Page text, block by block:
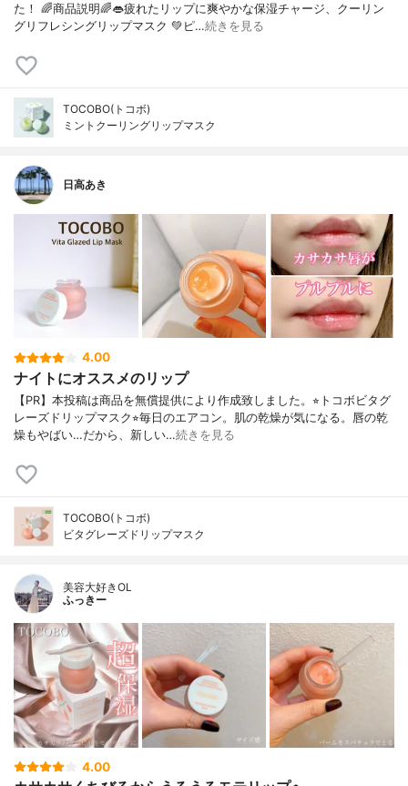
た！ 🌈商品説明🌈👄疲れたリップに爽やかな保湿チャージ、クーリン
グリフレシングリップマスク 💚ピ…続きを見る
TOCOBO(トコボ)
ミントクーリングリップマスク
日高あき
4.00
ナイトにオススメのリップ
【PR】本投稿は商品を無償提供により作成致しました。⭐︎トコボビタグ
レーズドリップマスク⭐︎毎日のエアコン。肌の乾燥が気になる。唇の乾
燥もやばい…だから、新しい…続きを見る
TOCOBO(トコボ)
ビタグレーズドリップマスク
美容大好きOL
ふっきー
4.00